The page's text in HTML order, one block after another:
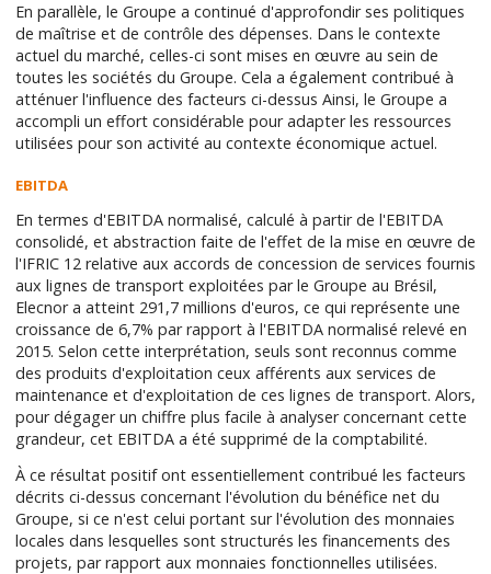
En parallèle, le Groupe a continué d'approfondir ses politiques
de maîtrise et de contrôle des dépenses. Dans le contexte
actuel du marché, celles-ci sont mises en œuvre au sein de
toutes les sociétés du Groupe. Cela a également contribué à
atténuer l'influence des facteurs ci-dessus Ainsi, le Groupe a
accompli un effort considérable pour adapter les ressources
utilisées pour son activité au contexte économique actuel.
EBITDA
En termes d'EBITDA normalisé, calculé à partir de l'EBITDA
consolidé, et abstraction faite de l'effet de la mise en œuvre de
l'IFRIC 12 relative aux accords de concession de services fournis
aux lignes de transport exploitées par le Groupe au Brésil,
Elecnor a atteint 291,7 millions d'euros, ce qui représente une
croissance de 6,7% par rapport à l'EBITDA normalisé relevé en
2015. Selon cette interprétation, seuls sont reconnus comme
des produits d'exploitation ceux afférents aux services de
maintenance et d'exploitation de ces lignes de transport. Alors,
pour dégager un chiffre plus facile à analyser concernant cette
grandeur, cet EBITDA a été supprimé de la comptabilité.
À ce résultat positif ont essentiellement contribué les facteurs
décrits ci-dessus concernant l'évolution du bénéfice net du
Groupe, si ce n'est celui portant sur l'évolution des monnaies
locales dans lesquelles sont structurés les financements des
projets, par rapport aux monnaies fonctionnelles utilisées.